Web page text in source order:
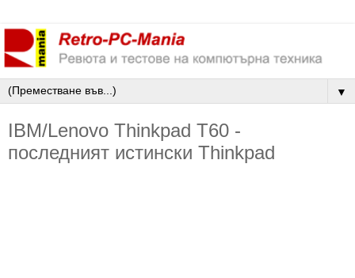
▼
IBM/Lenovo Thinkpad T60 -
последният истински Thinkpad